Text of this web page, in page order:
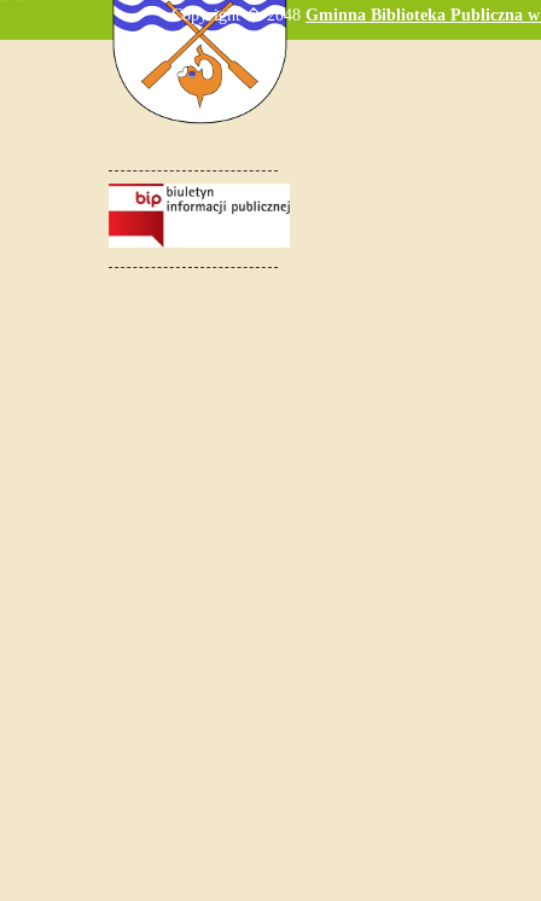
Copyright � 2048 Gminna Biblioteka Publiczna